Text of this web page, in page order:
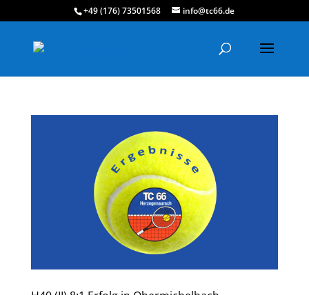
+49 (176) 73501568 info@tc66.de